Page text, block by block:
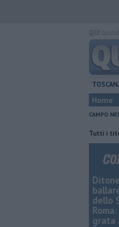
Home
CAMPO
Tutti i
"Così il fosso
dello
grata